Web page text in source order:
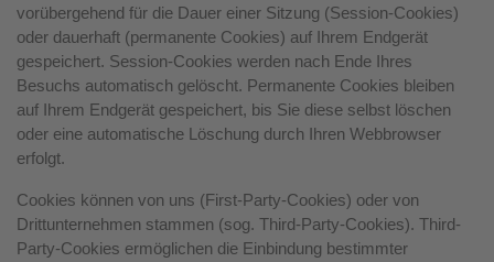
vorübergehend für die Dauer einer Sitzung (Session-Cookies)
oder dauerhaft (permanente Cookies) auf Ihrem Endgerät
gespeichert. Session-Cookies werden nach Ende Ihres
Besuchs automatisch gelöscht. Permanente Cookies bleiben
auf Ihrem Endgerät gespeichert, bis Sie diese selbst löschen
oder eine automatische Löschung durch Ihren Webbrowser
erfolgt.
Cookies können von uns (First-Party-Cookies) oder von
Drittunternehmen stammen (sog. Third-Party-Cookies). Third-
Party-Cookies ermöglichen die Einbindung bestimmter